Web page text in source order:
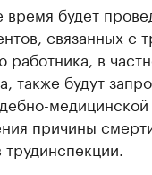
будет
связанных с
работника, в
также будут
причины